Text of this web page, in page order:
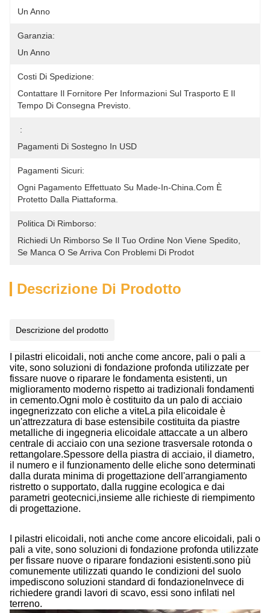
Un Anno
Garanzia:
Un Anno
Costi Di Spedizione:
Contattare Il Fornitore Per Informazioni Sul Trasporto E Il
Tempo Di Consegna Previsto.
:
Pagamenti Di Sostegno In USD
Pagamenti Sicuri:
Ogni Pagamento Effettuato Su Made-In-China.com È
Protetto Dalla Piattaforma.
Politica Di Rimborso:
Richiedi Un Rimborso Se Il Tuo Ordine Non Viene Spedito,
Se Manca O Se Arriva Con Problemi Di Prodot
Descrizione Di Prodotto
Descrizione del prodotto
I pilastri elicoidali, noti anche come ancore, pali o pali a
vite, sono soluzioni di fondazione profonda utilizzate per
fissare nuove o riparare le fondamenta esistenti, un
miglioramento moderno rispetto ai tradizionali fondamenti
in cemento.Ogni molo è costituito da un palo di acciaio
ingegnerizzato con eliche a viteLa pila elicoidale è
un'attrezzatura di base estensibile costituita da piastre
metalliche di ingegneria elicoidale attaccate a un albero
centrale di acciaio con una sezione trasversale rotonda o
rettangolare.Spessore della piastra di acciaio, il diametro,
il numero e il funzionamento delle eliche sono determinati
dalla durata minima di progettazione dell'arrangiamento
ristretto o supportato, dalla ruggine ecologica e dai
parametri geotecnici,insieme alle richieste di riempimento
di progettazione.
I pilastri elicoidali, noti anche come ancore elicoidali, pali o
pali a vite, sono soluzioni di fondazione profonda utilizzate
per fissare nuove o riparare fondazioni esistenti.sono più
comunemente utilizzati quando le condizioni del suolo
impediscono soluzioni standard di fondazioneInvece di
richiedere grandi lavori di scavo, essi sono infilati nel
terreno.